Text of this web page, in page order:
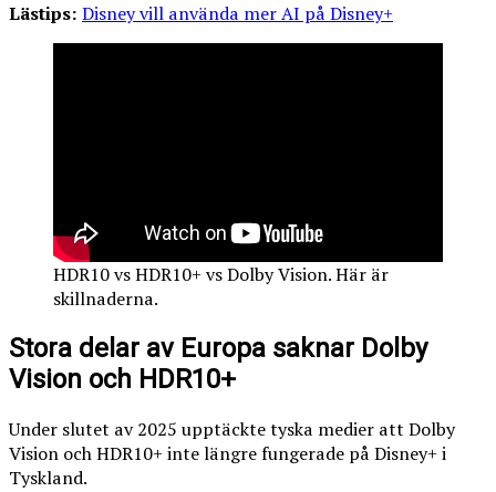
Lästips: Disney vill använda mer AI på Disney+
HDR10 vs HDR10+ vs Dolby Vision. Här är
skillnaderna.
Stora delar av Europa saknar Dolby
Vision och HDR10+
Under slutet av 2025 upptäckte tyska medier att Dolby
Vision och HDR10+ inte längre fungerade på Disney+ i
Tyskland.